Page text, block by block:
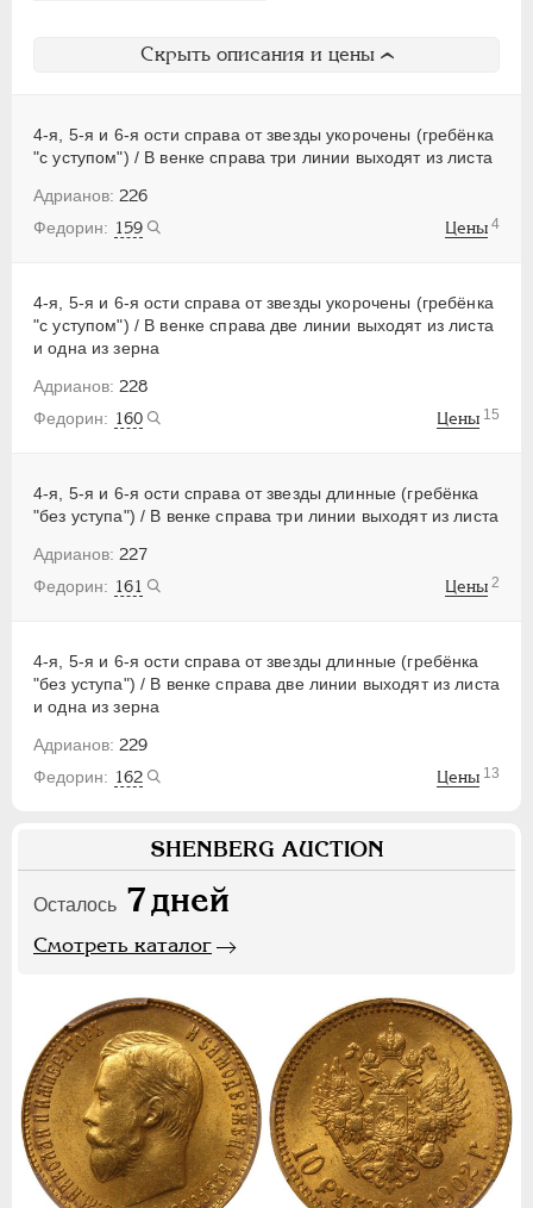
Скрыть описания и цены
4-я, 5-я и 6-я ости справа от звезды укорочены (гребёнка
"с уступом") / В венке справа три линии выходят из листа
226
159
Цены 4
4-я, 5-я и 6-я ости справа от звезды укорочены (гребёнка
"с уступом") / В венке справа две линии выходят из листа
и одна из зерна
228
160
Цены 15
4-я, 5-я и 6-я ости справа от звезды длинные (гребёнка
"без уступа") / В венке справа три линии выходят из листа
227
161
Цены 2
4-я, 5-я и 6-я ости справа от звезды длинные (гребёнка
"без уступа") / В венке справа две линии выходят из листа
и одна из зерна
229
162
Цены 13
SHENBERG AUCTION
Осталось 7дней
Смотреть каталог